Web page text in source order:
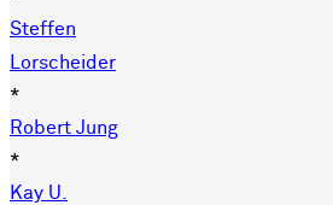
Steffen
Lorscheider
*
Robert Jung
*
Kay U.